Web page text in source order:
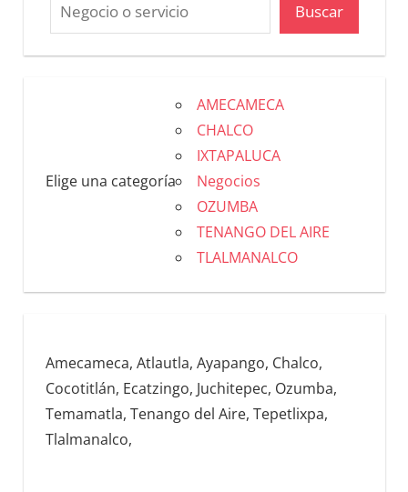
Buscar
Elige una categoría
AMECAMECA
CHALCO
IXTAPALUCA
Negocios
OZUMBA
TENANGO DEL AIRE
TLALMANALCO
Amecameca, Atlautla, Ayapango, Chalco,
Cocotitlán, Ecatzingo, Juchitepec, Ozumba,
Temamatla, Tenango del Aire, Tepetlixpa,
Tlalmanalco,